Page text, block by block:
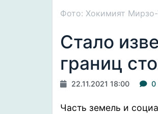
Фото: Хокимият Мирзо-
Стало
границ
22.11.2021 18:00 0
Часть земель и